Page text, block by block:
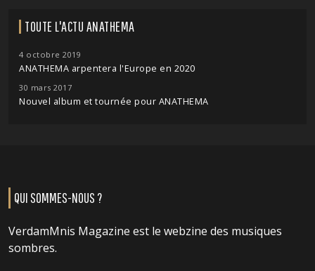
TOUTE L'ACTU ANATHEMA
4 octobre 2019
ANATHEMA arpentera l'Europe en 2020
30 mars 2017
Nouvel album et tournée pour ANATHEMA
QUI SOMMES-NOUS ?
VerdamMnis Magazine est le webzine des musiques
sombres.